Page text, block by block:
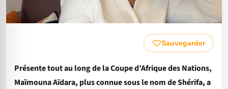
Sauvegarder
Présente tout au long de la Coupe d’Afrique des Nations,
Maïmouna Aïdara, plus connue sous le nom de Shérifa, a